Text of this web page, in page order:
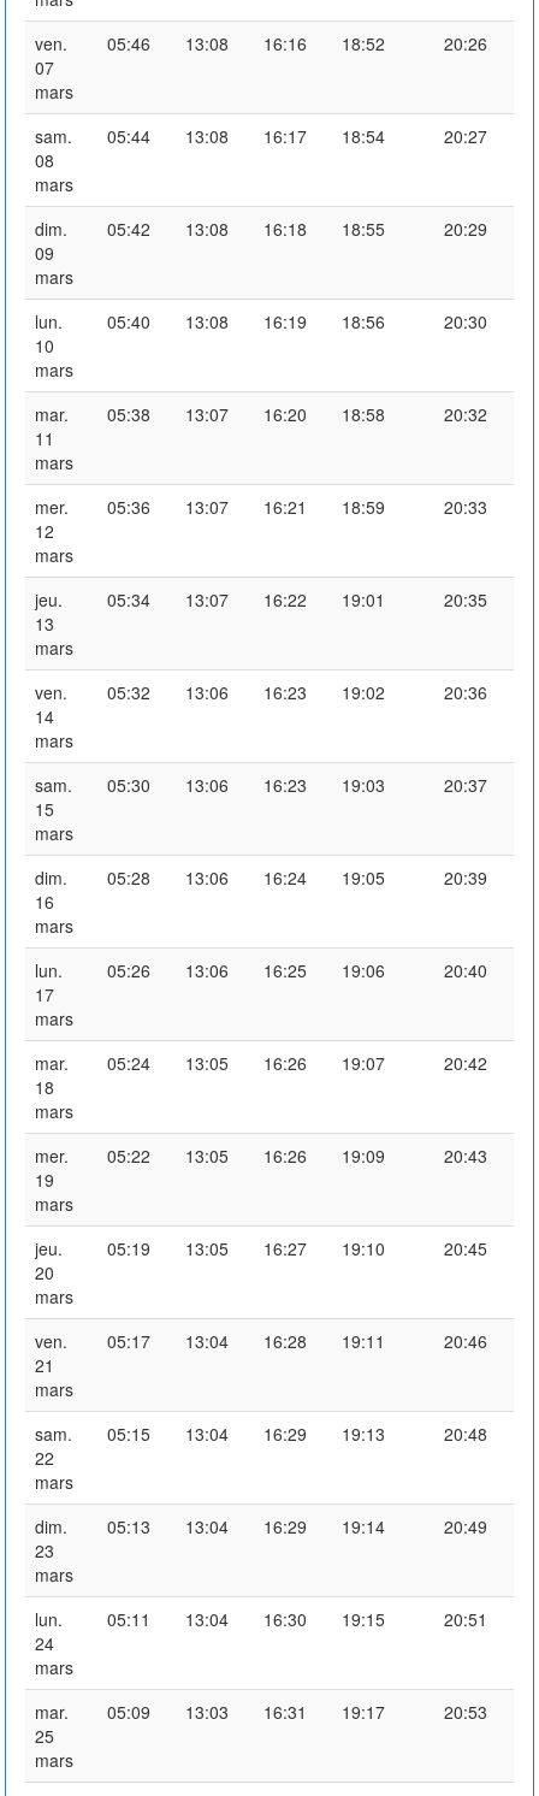
ven.
07
mars
05:46 13:08 16:16 18:52 20:26
sam.
08
mars
05:44 13:08 16:17 18:54 20:27
dim.
09
mars
05:42 13:08 16:18 18:55 20:29
lun.
10
mars
05:40 13:08 16:19 18:56 20:30
mar.
11
mars
05:38 13:07 16:20 18:58 20:32
mer.
12
mars
05:36 13:07 16:21 18:59 20:33
jeu.
13
mars
05:34 13:07 16:22 19:01 20:35
ven.
14
mars
05:32 13:06 16:23 19:02 20:36
sam.
15
mars
05:30 13:06 16:23 19:03 20:37
dim.
16
mars
05:28 13:06 16:24 19:05 20:39
lun.
17
mars
05:26 13:06 16:25 19:06 20:40
mar.
18
mars
05:24 13:05 16:26 19:07 20:42
mer.
19
mars
05:22 13:05 16:26 19:09 20:43
jeu.
20
mars
05:19 13:05 16:27 19:10 20:45
ven.
21
mars
05:17 13:04 16:28 19:11 20:46
sam.
22
mars
05:15 13:04 16:29 19:13 20:48
dim.
23
mars
05:13 13:04 16:29 19:14 20:49
lun.
24
mars
05:11 13:04 16:30 19:15 20:51
mar.
25
mars
05:09 13:03 16:31 19:17 20:53